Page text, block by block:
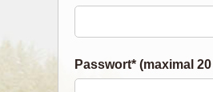
Passwort* (maximal